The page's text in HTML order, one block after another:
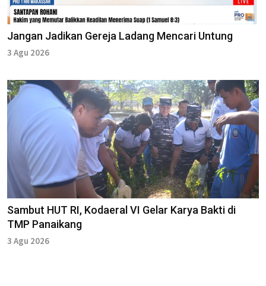
Jangan Jadikan Gereja Ladang Mencari Untung
3 Agu 2026
Sambut HUT RI, Kodaeral VI Gelar Karya Bakti di
TMP Panaikang
3 Agu 2026